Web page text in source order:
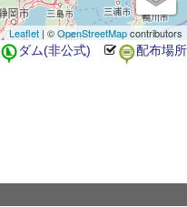
Leaflet | ©OpenStreetMapcontributors